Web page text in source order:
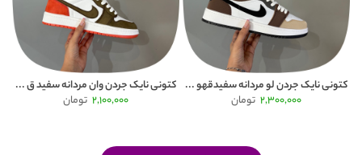
کتونی نایک جردن لو مردانه سفیدقهو ...
2,300,000 تومان
کتونی نایک جردن وان مردانه سفید ق ...
2,100,000 تومان